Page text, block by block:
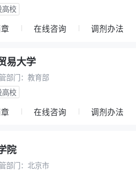
高校
在线咨询 调剂办法
易大学
部门： 教育部
高校
在线咨询 调剂办法
院
部门： 北京市